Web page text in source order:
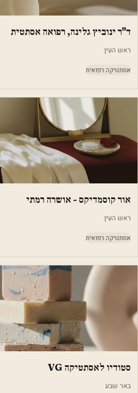
ד"ר ינוביץ גלינה, רפואה אסתטית
ראש העין
אסתטיקה רפואית
אור קוסמדיקס - אושרה רמתי
ראש העין
אסתטיקה רפואית
סטודיו לאסתטיקה VG
באר שבע